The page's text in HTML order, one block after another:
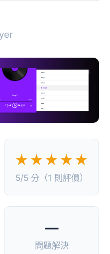
★★★★★
5/5 分（1 則評價）
—
問題解決